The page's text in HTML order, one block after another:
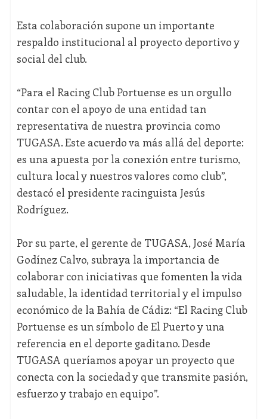
Esta colaboración supone un importante
respaldo institucional al proyecto deportivo y
social del club.
“Para el Racing Club Portuense es un orgullo
contar con el apoyo de una entidad tan
representativa de nuestra provincia como
TUGASA. Este acuerdo va más allá del deporte:
es una apuesta por la conexión entre turismo,
cultura local y nuestros valores como club”,
destacó el presidente racinguista Jesús
Rodríguez.
Por su parte, el gerente de TUGASA, José María
Godínez Calvo, subraya la importancia de
colaborar con iniciativas que fomenten la vida
saludable, la identidad territorial y el impulso
económico de la Bahía de Cádiz: “El Racing Club
Portuense es un símbolo de El Puerto y una
referencia en el deporte gaditano. Desde
TUGASA queríamos apoyar un proyecto que
conecta con la sociedad y que transmite pasión,
esfuerzo y trabajo en equipo”.